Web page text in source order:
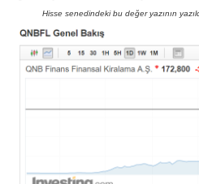
Hisse senedindeki bu değer yazının